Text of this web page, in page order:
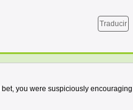
Traducir
you were suspiciously encouraging